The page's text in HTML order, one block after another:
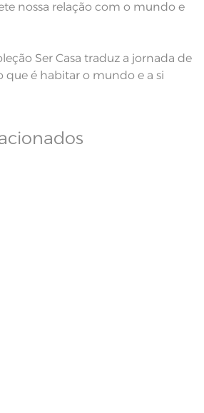
nossa relação com o mundo e
Ser Casa traduz a jornada de
é habitar o mundo e a si